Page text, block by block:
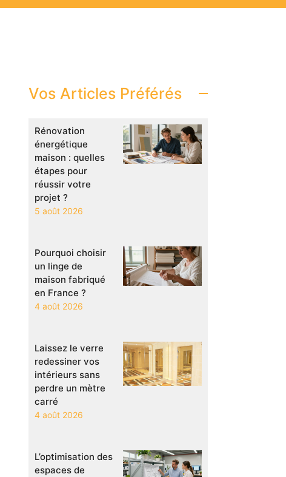
Vos Articles Préférés
Rénovation
énergétique
maison : quelles
étapes pour
réussir votre
projet ?
5 août 2026
Pourquoi choisir
un linge de
maison fabriqué
en France ?
4 août 2026
Laissez le verre
redessiner vos
intérieurs sans
perdre un mètre
carré
4 août 2026
L’optimisation des
espaces de